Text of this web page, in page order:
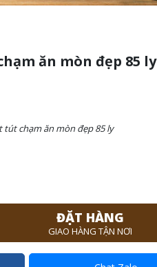
ăn mòn đẹp 85 ly
tút chạm ăn mòn đẹp 85 ly
ĐẶT HÀNG
GIAO HÀNG TẬN NƠI